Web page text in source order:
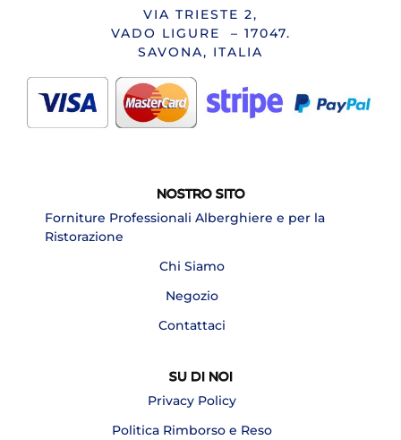
VIA TRIESTE 2,
VADO LIGURE – 17047.
SAVONA, ITALIA
NOSTRO SITO
Forniture Professionali Alberghiere e per la
Ristorazione
Chi Siamo
Negozio
Contattaci
SU DI NOI
Privacy Policy
Politica Rimborso e Reso